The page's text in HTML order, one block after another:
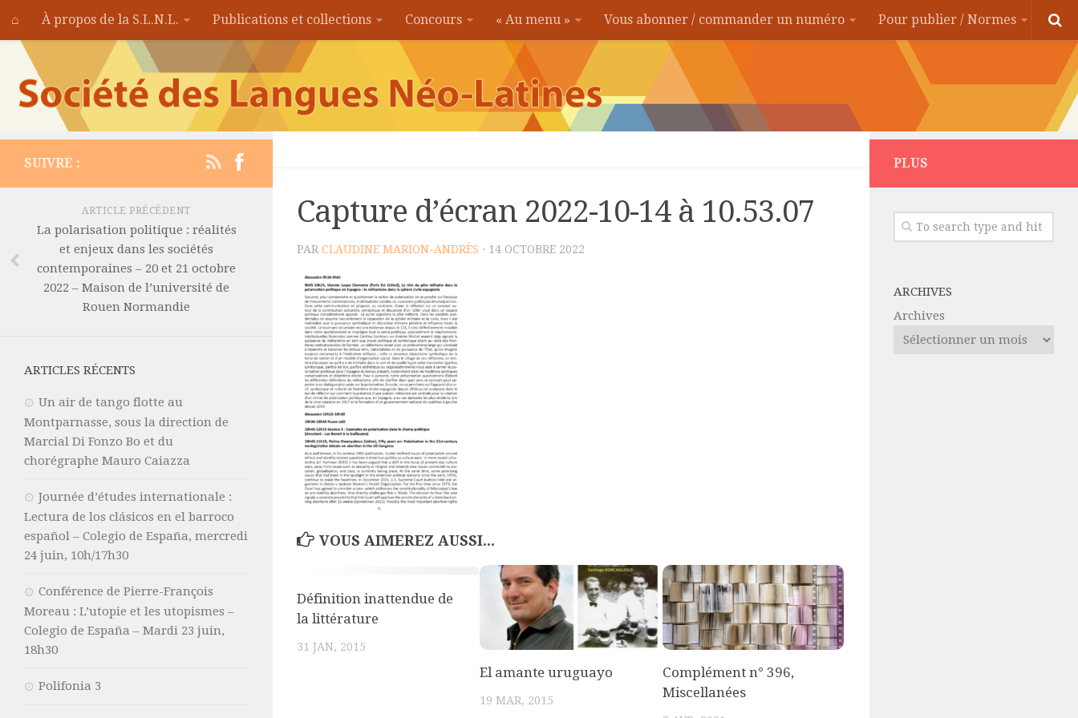
⌂ À propos de la S.L.N.L. Publications et collections Concours « Au menu » Vous abonner / commander un numéro Pour publier / Normes
Capture d’écran 2022-10-14 à 10.53.07
PAR CLAUDINE MARION-ANDRÈS · 14 OCTOBRE 2022
VOUS AIMEREZ AUSSI...
Définition inattendue de
la littérature
31 JAN, 2015
El amante uruguayo
19 MAR, 2015
Complément n° 396,
Miscellanées
SUIVRE :
ARTICLE PRÉCÉDENT
La polarisation politique : réalités
et enjeux dans les sociétés
contemporaines – 20 et 21 octobre
2022 – Maison de l’université de
Rouen Normandie
ARTICLES RÉCENTS
Un air de tango flotte au
Montparnasse, sous la direction de
Marcial Di Fonzo Bo et du
chorégraphe Mauro Caiazza
Journée d’études internationale :
Lectura de los clásicos en el barroco
español – Colegio de España, mercredi
24 juin, 10h/17h30
Conférence de Pierre-François
Moreau : L’utopie et les utopismes –
Colegio de España – Mardi 23 juin,
18h30
Polifonia 3
PLUS
ARCHIVES
Archives